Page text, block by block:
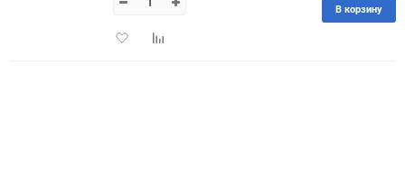
150
ДобавитьДобавить
В корзину